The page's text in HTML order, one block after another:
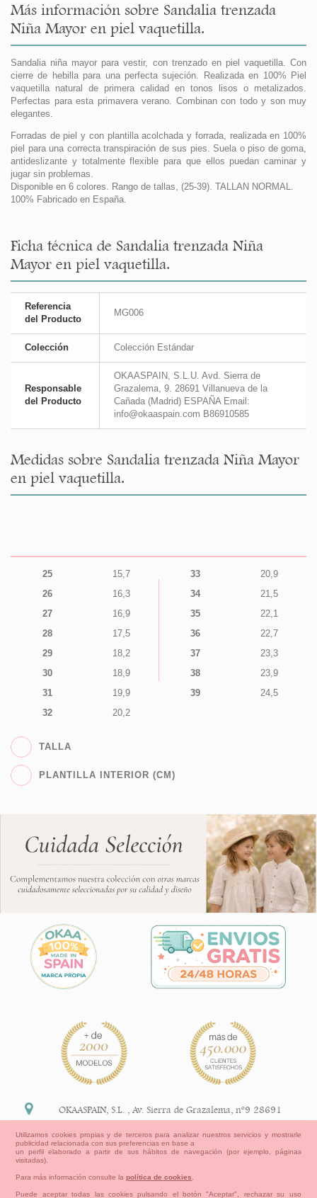
Más información sobre Sandalia trenzada
Niña Mayor en piel vaquetilla.
Sandalia niña mayor para vestir, con trenzado en piel vaquetilla. Con
cierre de hebilla para una perfecta sujeción. Realizada en 100% Piel
vaquetilla natural de primera calidad en tonos lisos o metalizados.
Perfectas para esta primavera verano. Combinan con todo y son muy
elegantes.
Forradas de piel y con plantilla acolchada y forrada, realizada en 100%
piel para una correcta transpiración de sus pies. Suela o piso de goma,
antideslizante y totalmente flexible para que ellos puedan caminar y
jugar sin problemas.
Disponible en 6 colores. Rango de tallas, (25-39). TALLAN NORMAL.
100% Fabricado en España.
Ficha técnica de Sandalia trenzada Niña
Mayor en piel vaquetilla.
Referencia
del Producto
MG006
Colección Colección Estándar
Responsable
del Producto
OKAASPAIN, S.L.U. Avd. Sierra de
Grazalema, 9. 28691 Villanueva de la
Cañada (Madrid) ESPAÑA Email:
info@okaaspain.com B86910585
Medidas sobre Sandalia trenzada Niña Mayor
en piel vaquetilla.
25
15,7
26
16,3
27
16,9
28
17,5
29
18,2
30
18,9
31
19,9
32
20,2
33
20,9
34
21,5
35
22,1
36
22,7
37
23,3
38
23,9
39
24,5
TALLA
PLANTILLA INTERIOR (CM)
OKAASPAIN, S.L. ,Av. Sierra de Grazalema, nº9 28691
+34 91 113 89 09
Utilizamos cookies propias y de terceros para analizar nuestros servicios y mostrarle
publicidad relacionada con sus preferencias en base a
un perfil elaborado a partir de sus hábitos de navegación (por ejemplo, páginas
visitadas).
Para más información consulte lapolítica de cookies
Puede aceptar todas las cookies pulsando el botón "Aceptar", rechazar su uso